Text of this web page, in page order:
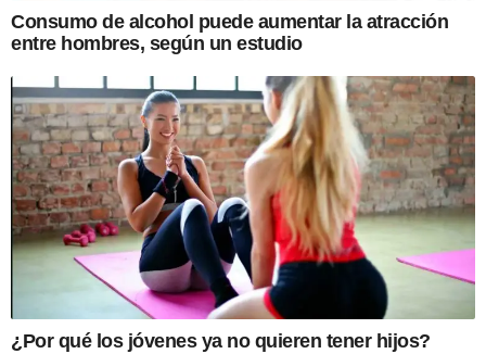
Consumo de alcohol puede aumentar la atracción
entre hombres, según un estudio
¿Por qué los jóvenes ya no quieren tener hijos?